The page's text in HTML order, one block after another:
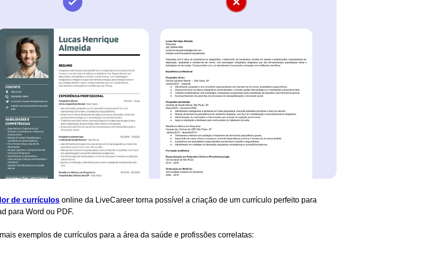
de currículos online da LiveCareer torna possível a criação de um currículo perfeito para
para Word ou PDF.
exemplos de currículos para a área da saúde e profissões correlatas: